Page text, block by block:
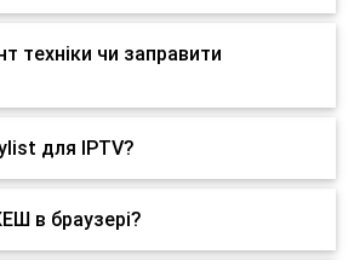
техніки чи заправити
для IPTV?
в браузері?